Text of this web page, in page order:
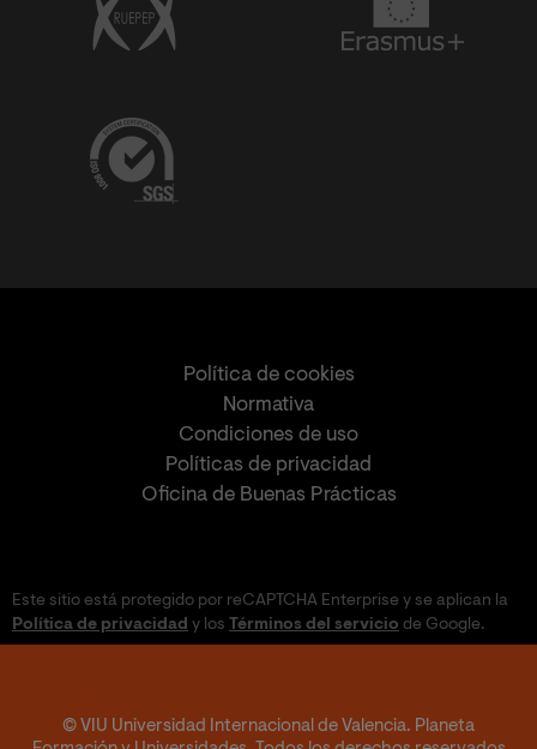
Política de cookies
Normativa
Condiciones de uso
Políticas de privacidad
Oficina de Buenas Prácticas
Este sitio está protegido por reCAPTCHA Enterprise y se aplican la
Política de privacidad y los Términos del servicio de Google.
© VIU Universidad Internacional de Valencia. Planeta